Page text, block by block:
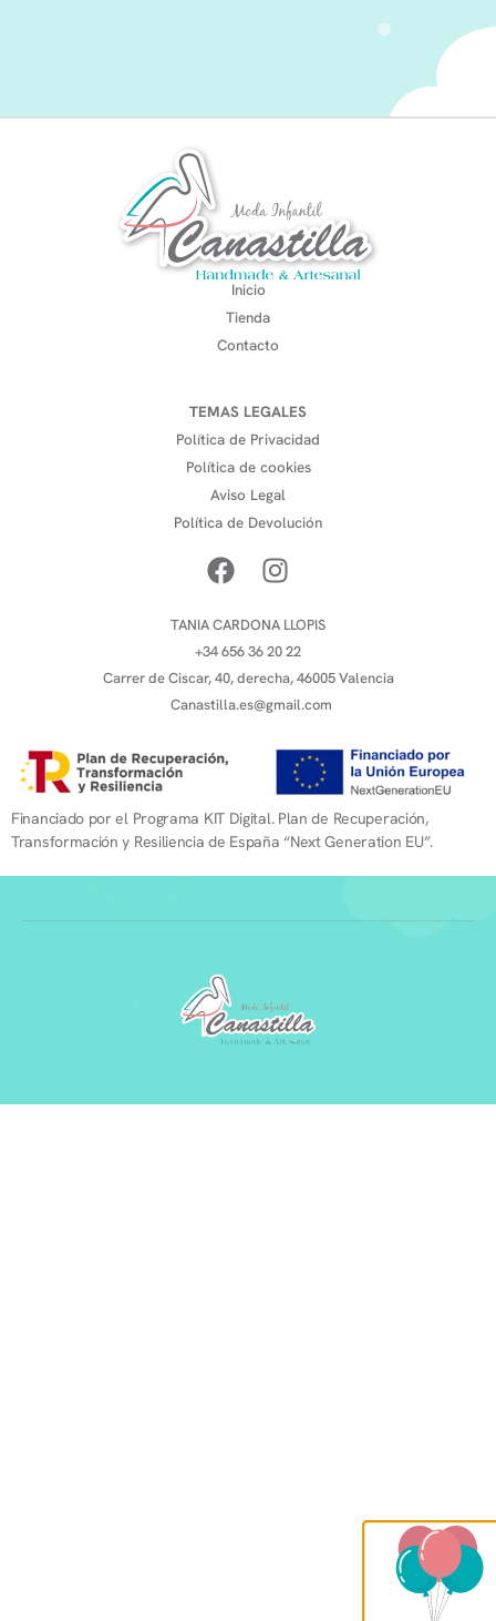
Inicio
Tienda
Contacto
TEMAS LEGALES
Política de Privacidad
Política de cookies
Aviso Legal
Política de Devolución
TANIA CARDONA LLOPIS
+34 656 36 20 22
Carrer de Ciscar, 40, derecha, 46005 Valencia
Canastilla.es@gmail.com
Financiado por el Programa KIT Digital. Plan de Recuperación,
Transformación y Resiliencia de España “Next Generation EU”.